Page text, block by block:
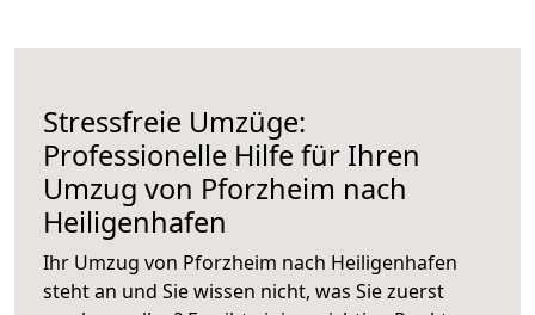
Stressfreie Umzüge:
Professionelle Hilfe für Ihren
Umzug von Pforzheim nach
Heiligenhafen
Ihr Umzug von Pforzheim nach Heiligenhafen
steht an und Sie wissen nicht, was Sie zuerst